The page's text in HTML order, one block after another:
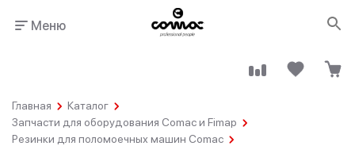
Меню
Главная
Каталог
Запчасти для оборудования Comac и Fimap
Резинки для поломоечных машин Comac